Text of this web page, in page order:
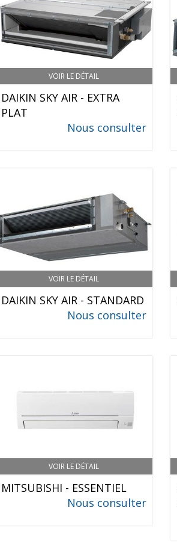
VOIR LE DÉTAIL
DAIKIN SKY AIR - EXTRA
PLAT
Nous consulter
VOIR LE DÉTAIL
DAIKIN SKY AIR - STANDARD
Nous consulter
VOIR LE DÉTAIL
MITSUBISHI - ESSENTIEL
Nous consulter